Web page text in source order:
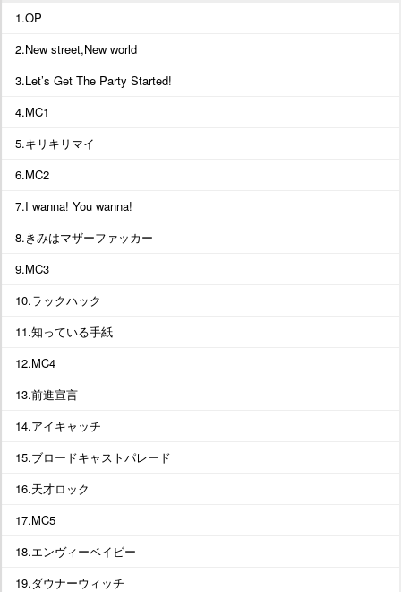
1.OP
2.New street,New world
3.Let’s Get The Party Started!
4.MC1
5.キリキリマイ
6.MC2
7.I wanna! You wanna!
8.きみはマザーファッカー
9.MC3
10.ラックハック
11.知っている手紙
12.MC4
13.前進宣言
14.アイキャッチ
15.ブロードキャストパレード
16.天才ロック
17.MC5
18.エンヴィーベイビー
19.ダウナーウィッチ